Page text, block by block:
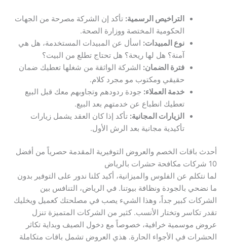
التراخيص الرسمية: تأكد إن الشركة مصرحة من الجهات
الحكومية المختصة ووزارة الصحة.
نوع المبيدات: اسأل عن المبيدات المستخدمة، هل هي
آمنة؟ هل لها ريحة؟ هل تحتاج تطلع من البيت؟
فترة الضمان: الشركة الواثقة من شغلها تعطيك ضمان
حقيقي ومكتوب مو مجرد كلام.
خدمة العملاء: جودة ردودهم وتجاوبهم معك قبل البيع
تعطيك انطباع عن خدمتهم بعد البيع.
الزيارات المجانية: تأكد إذا كان العقد يشمل زيارات
تأكيدية مجانية بعد الرش الأول.
أحدث باقات الخصم والعروض التوفيرية المقدمة حصرياً من أفضل
10 شركات مكافحة حشرات بالرياض
لما نتكلم عن الفلوس والميزانية، أكيد كلنا ندور على التوفير بدون
ما نضحي بالجودة ونظافة بيوتنا. في الرياض، التنافس بين
الشركات كبير جداً، وهذا الشيء يصب في مصلحتك كعميل ويخليك
تقدر تكاسر وتختار الأنسب. كثير من الشركات المتميزة تنزل
عروض موسمية خرافية، خصوصاً مع دخول الصيف وبداية تكاثر
الحشرات في الأجواء الحارة. هذي العروض تشمل باقات متكاملة